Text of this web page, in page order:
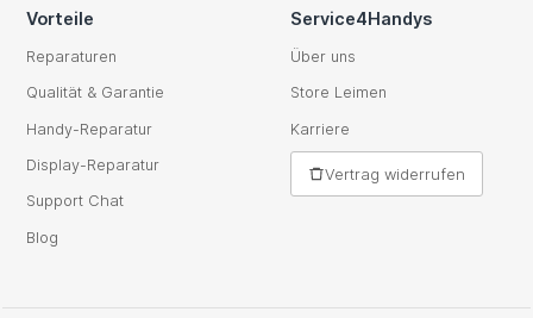
Vorteile
Reparaturen
Qualität & Garantie
Handy-Reparatur
Display-Reparatur
Support Chat
Blog
Service4Handys
Über uns
Store Leimen
Karriere
Vertrag widerrufen